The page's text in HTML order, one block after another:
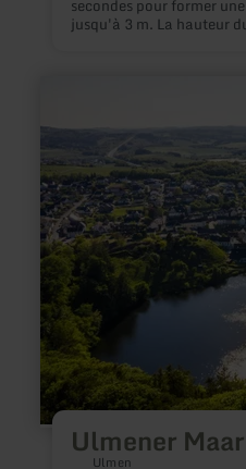
secondes pour former
jusqu'à 3 m. La hauteur
Ulmener Maar
Ulmen
Ulmener
Maar